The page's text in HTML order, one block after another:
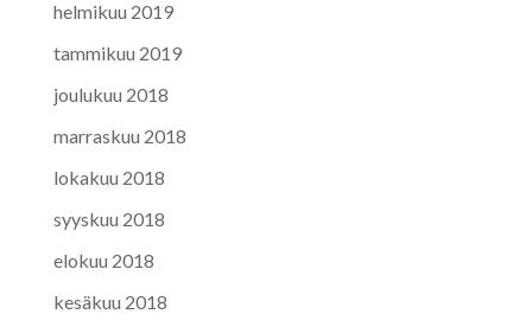
helmikuu 2019
tammikuu 2019
joulukuu 2018
marraskuu 2018
lokakuu 2018
syyskuu 2018
elokuu 2018
kesäkuu 2018